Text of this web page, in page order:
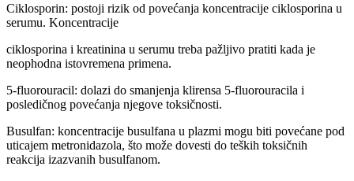
Ciklosporin: postoji rizik od povećanja koncentracije ciklosporina u
serumu. Koncentracije
ciklosporina i kreatinina u serumu treba pažljivo pratiti kada je
neophodna istovremena primena.
5-fluorouracil: dolazi do smanjenja klirensa 5-fluorouracila i
posledičnog povećanja njegove toksičnosti.
Busulfan: koncentracije busulfana u plazmi mogu biti povećane pod
uticajem metronidazola, što može dovesti do teških toksičnih
reakcija izazvanih busulfanom.